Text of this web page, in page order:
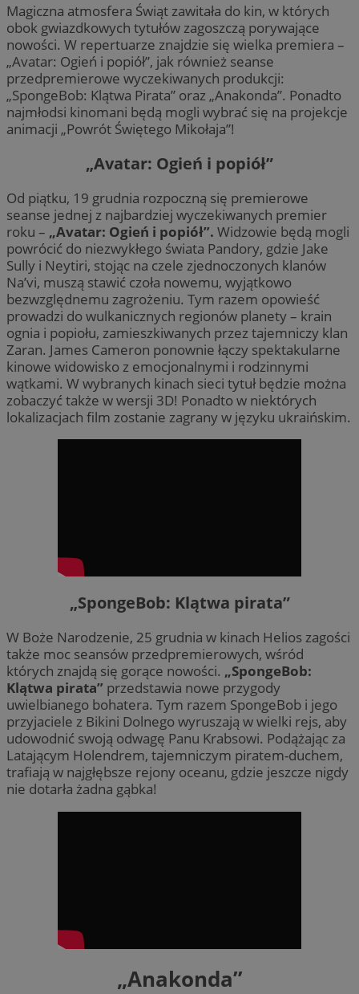
Magiczna atmosfera Świąt zawitała do kin, w których
obok gwiazdkowych tytułów zagoszczą porywające
nowości. W repertuarze znajdzie się wielka premiera –
„Avatar: Ogień i popiół”, jak również seanse
przedpremierowe wyczekiwanych produkcji:
„SpongeBob: Klątwa Pirata” oraz „Anakonda”. Ponadto
najmłodsi kinomani będą mogli wybrać się na projekcje
animacji „Powrót Świętego Mikołaja”!
„Avatar: Ogień i popiół”
Od piątku, 19 grudnia rozpoczną się premierowe
seanse jednej z najbardziej wyczekiwanych premier
roku – „Avatar: Ogień i popiół”. Widzowie będą mogli
powrócić do niezwykłego świata Pandory, gdzie Jake
Sully i Neytiri, stojąc na czele zjednoczonych klanów
Na’vi, muszą stawić czoła nowemu, wyjątkowo
bezwzględnemu zagrożeniu. Tym razem opowieść
prowadzi do wulkanicznych regionów planety – krain
ognia i popiołu, zamieszkiwanych przez tajemniczy klan
Zaran. James Cameron ponownie łączy spektakularne
kinowe widowisko z emocjonalnymi i rodzinnymi
wątkami. W wybranych kinach sieci tytuł będzie można
zobaczyć także w wersji 3D! Ponadto w niektórych
lokalizacjach film zostanie zagrany w języku ukraińskim.
„SpongeBob: Klątwa pirata”
W Boże Narodzenie, 25 grudnia w kinach Helios zagości
także moc seansów przedpremierowych, wśród
których znajdą się gorące nowości. „SpongeBob:
Klątwa pirata” przedstawia nowe przygody
uwielbianego bohatera. Tym razem SpongeBob i jego
przyjaciele z Bikini Dolnego wyruszają w wielki rejs, aby
udowodnić swoją odwagę Panu Krabsowi. Podążając za
Latającym Holendrem, tajemniczym piratem-duchem,
trafiają w najgłębsze rejony oceanu, gdzie jeszcze nigdy
nie dotarła żadna gąbka!
„Anakonda”